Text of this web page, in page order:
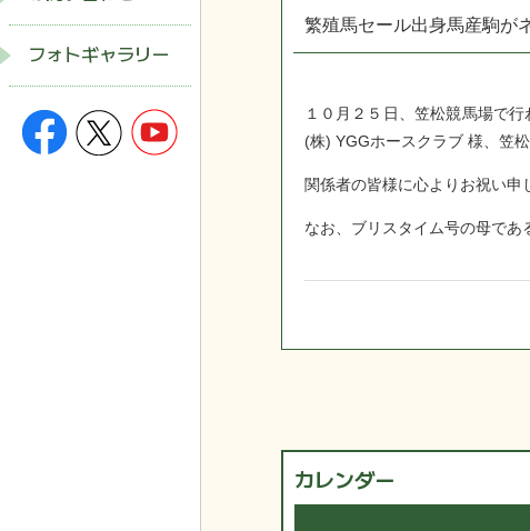
フォトギャラリー
繁殖馬セール出身馬産駒が
１０月２５日、笠松競馬場で
(株) YGGホースクラブ 様、笠
関係者の皆様に心よりお祝い申
なお、ブリスタイム号の母であ
カレンダー